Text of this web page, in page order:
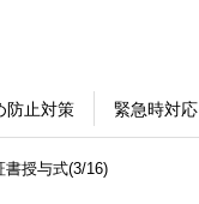
防止対策 緊急時対応
書授与式(3/16)